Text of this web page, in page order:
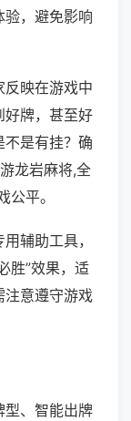
，避免影响
映在游戏中
好牌，甚至好
是有挂？确
龙岩麻将,全
平。
辅助工具，
胜”效果，适
注意遵守游戏
型、智能出牌